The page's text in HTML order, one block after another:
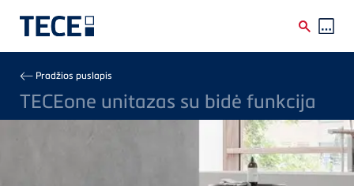
Breadcrumb
Pradžios puslapis
TECEone unitazas su bidė funkcija